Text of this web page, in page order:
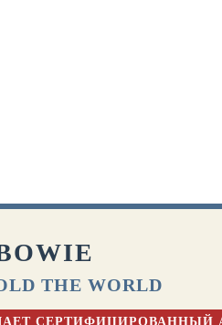
THE WORLD
СЕРТИФИЦИРОВАННЫЙ